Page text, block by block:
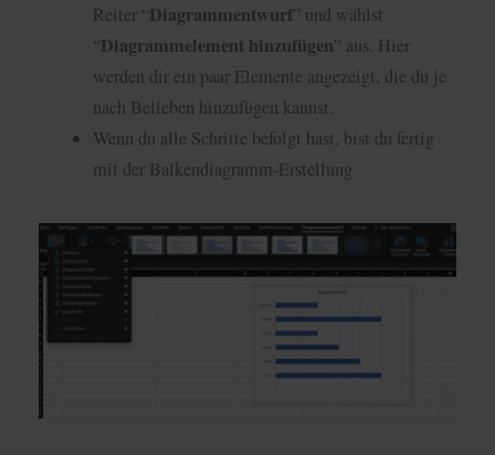
Reiter “Diagrammentwurf” und wählst
“Diagrammelement hinzufügen” aus. Hier
werden dir ein paar Elemente angezeigt, die du je
nach Belieben hinzufügen kannst.
Wenn du alle Schritte befolgt hast, bist du fertig
mit der Balkendiagramm-Erstellung